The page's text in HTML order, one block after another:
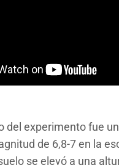
del experimento fue
de 6,8-7 en la
se elevó a una